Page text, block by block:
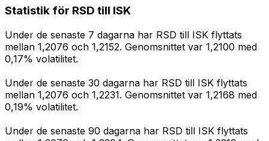
Statistik för RSD till ISK
Under de senaste 7 dagarna har RSD till ISK flyttats
mellan 1,2076 och 1,2152. Genomsnittet var 1,2100 med
0,17% volatilitet.
Under de senaste 30 dagarna har RSD till ISK flyttats
mellan 1,2076 och 1,2231. Genomsnittet var 1,2168 med
0,19% volatilitet.
Under de senaste 90 dagarna har RSD till ISK flyttats